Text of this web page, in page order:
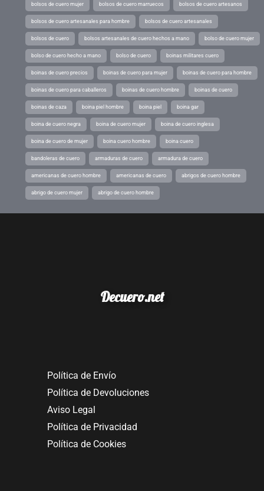
bolsos de cuero mujer bolsos de cuero marruecos bolsos de cuero artesanos
bolsos de cuero artesanales para hombre bolsos de cuero artesanales
bolsos de cuero bolsos artesanales de cuero hechos a mano bolso de cuero mujer
bolso de cuero hecho a mano bolso de cuero boinas militares cuero
boinas de cuero precios boinas de cuero para mujer boinas de cuero para hombre
boinas de cuero para caballeros boinas de cuero hombre boinas de cuero
boinas de caza boina piel hombre boina piel boina gar
boina de cuero negra boina de cuero mujer boina de cuero inglesa
boina de cuero de mujer boina cuero hombre boina cuero
bandoleras de cuero armaduras de cuero armadura de cuero
americanas de cuero hombre americanas de cuero abrigos de cuero hombre
abrigo de cuero mujer abrigo de cuero hombre
Decuero.net
Política de Envío
Política de Devoluciones
Aviso Legal
Política de Privacidad
Política de Cookies